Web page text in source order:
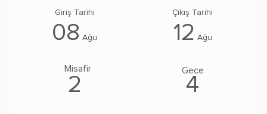
08 Ağu 12 Ağu
Misafir
2
Gece
4